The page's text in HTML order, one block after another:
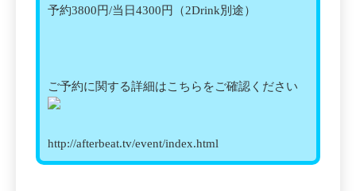
予約3800円/当日4300円（2Drink別途）
ご予約に関する詳細はこちらをご確認ください
http://afterbeat.tv/event/index.html